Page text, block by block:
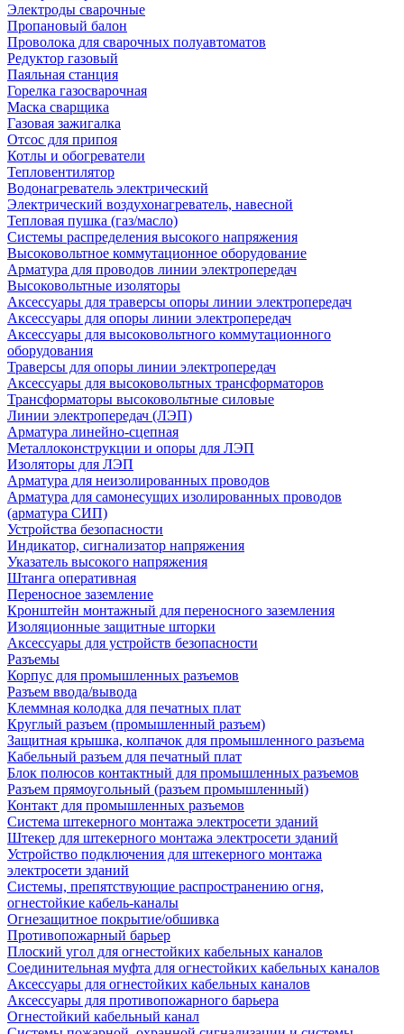
Электроды сварочные
Пропановый балон
Проволока для сварочных полуавтоматов
Редуктор газовый
Паяльная станция
Горелка газосварочная
Маска сварщика
Газовая зажигалка
Отсос для припоя
Котлы и обогреватели
Тепловентилятор
Водонагреватель электрический
Электрический воздухонагреватель, навесной
Тепловая пушка (газ/масло)
Системы распределения высокого напряжения
Высоковольтное коммутационное оборудование
Арматура для проводов линии электропередач
Высоковольтные изоляторы
Аксессуары для траверсы опоры линии электропередач
Аксессуары для опоры линии электропередач
Аксессуары для высоковольтного коммутационного
оборудования
Траверсы для опоры линии электропередач
Аксессуары для высоковольтных трансформаторов
Трансформаторы высоковольтные силовые
Линии электропередач (ЛЭП)
Арматура линейно-сцепная
Металлоконструкции и опоры для ЛЭП
Изоляторы для ЛЭП
Арматура для неизолированных проводов
Арматура для самонесущих изолированных проводов
(арматура СИП)
Устройства безопасности
Индикатор, сигнализатор напряжения
Указатель высокого напряжения
Штанга оперативная
Переносное заземление
Кронштейн монтажный для переносного заземления
Изоляционные защитные шторки
Аксессуары для устройств безопасности
Разъемы
Корпус для промышленных разъемов
Разъем ввода/вывода
Клеммная колодка для печатных плат
Круглый разъем (промышленный разъем)
Защитная крышка, колпачок для промышленного разъема
Кабельный разъем для печатный плат
Блок полюсов контактный для промышленных разъемов
Разъем прямоугольный (разъем промышленный)
Контакт для промышленных разъемов
Система штекерного монтажа электросети зданий
Штекер для штекерного монтажа электросети зданий
Устройство подключения для штекерного монтажа
электросети зданий
Системы, препятствующие распространению огня,
огнестойкие кабель-каналы
Огнезащитное покрытие/обшивка
Противопожарный барьер
Плоский угол для огнестойких кабельных каналов
Соединительная муфта для огнестойких кабельных каналов
Аксессуары для огнестойких кабельных каналов
Аксессуары для противопожарного барьера
Огнестойкий кабельный канал